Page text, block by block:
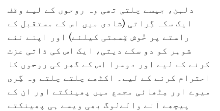
دلہن، جیسے چلتی تھی وہ روحوں کے لیے وقف
ایک سکہ گِراتی (شادی میں اس کے مستقبل کے
راستے پر خُوش قِسمتی کیلئے) اور اپنے نئے
شوہر کو دو سکے دیتی، ایک اس کی ذاتی عزت
کرنے کے لیے اور دوسرا اس کے گھر کی روحوں کا
احترام کرنے کے لیے۔ اکٹھے چلتے چلتے وہ گِری
میوے اور مِٹھائی مجمع میں پھینکتے اور ان کے
پیچھے آنے والےلوگ بھی ویسے ہی پھینکتے